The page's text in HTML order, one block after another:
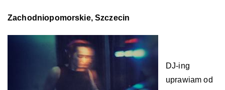
Zachodniopomorskie, Szczecin
DJ-ing
uprawiam od